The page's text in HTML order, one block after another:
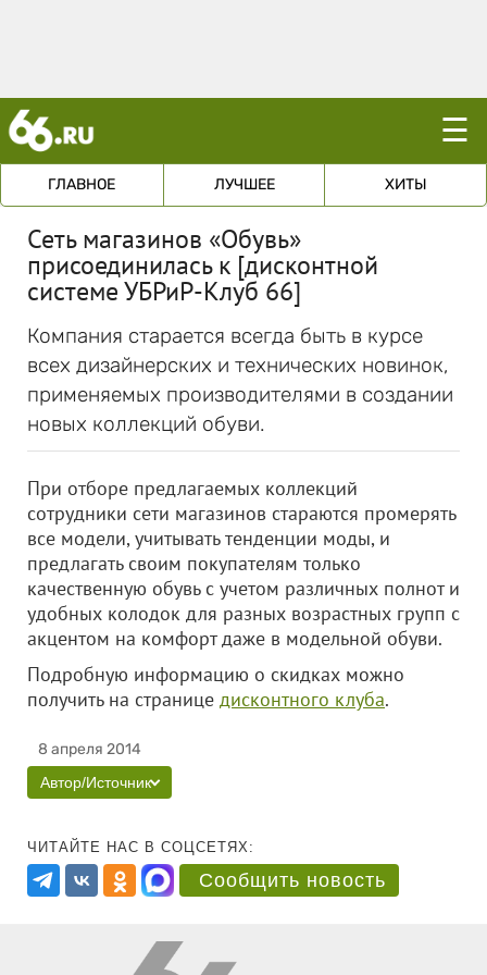
☰
ГЛАВНОЕ ЛУЧШЕЕ ХИТЫ
Сеть магазинов «Обувь»
присоединилась к [дисконтной
системе УБРиР-Клуб 66]
Компания старается всегда быть в курсе
всех дизайнерских и технических новинок,
применяемых производителями в создании
новых коллекций обуви.
При отборе предлагаемых коллекций
сотрудники сети магазинов стараются промерять
все модели, учитывать тенденции моды, и
предлагать своим покупателям только
качественную обувь с учетом различных полнот и
удобных колодок для разных возрастных групп с
акцентом на комфорт даже в модельной обуви.
Подробную информацию о скидках можно
получить на странице дисконтного клуба.
8 апреля 2014
Автор/Источник
ЧИТАЙТЕ НАС В СОЦСЕТЯХ:
Сообщить новость